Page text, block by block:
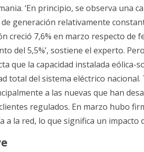
‘En principio, se observa una
de generación relativamente
creció 7,6% en marzo respecto
del 5,5%’, sostiene el experto.
que la capacidad instalada eólica-
total del sistema eléctrico
a las nuevas que han
regulados. En marzo hubo
a la red, lo que significa un impacto